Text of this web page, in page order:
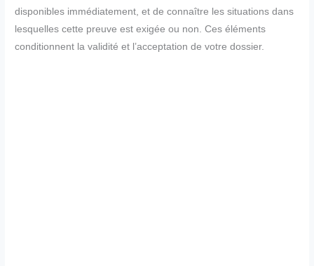
disponibles immédiatement, et de connaître les situations dans
lesquelles cette preuve est exigée ou non. Ces éléments
conditionnent la validité et l’acceptation de votre dossier.